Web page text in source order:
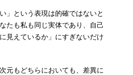
」という表現は的確ではないと
たも私も同じ実体であり、自己
見えているか」にすぎないだけ
元もどちらにおいても、差異に